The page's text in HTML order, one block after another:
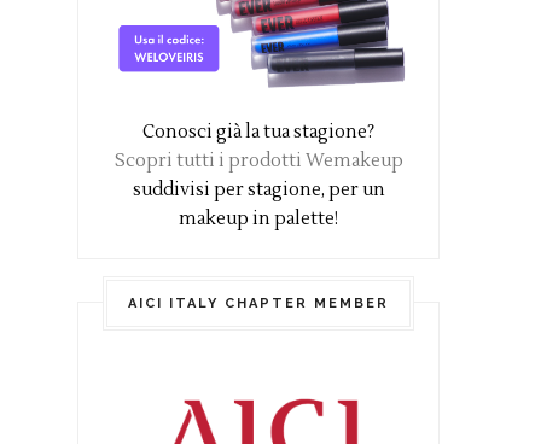
Conosci già la tua stagione?
Scopri tutti i prodotti Wemakeup
suddivisi per stagione, per un
makeup in palette!
AICI ITALY CHAPTER MEMBER